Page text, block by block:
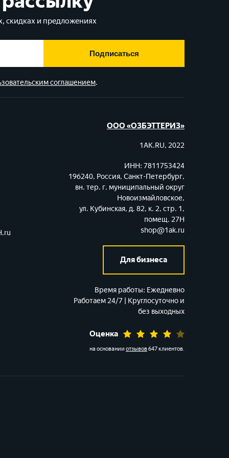
скидках и предложениях
Подписаться
соглашением.
ООО «ОЗБЭТТЕРИЗ»
1AK.RU, 2022
ИНН: 7811753424
196240, Россия, Санкт-Петербург,
вн. тер. г. муниципальный округ
Новоизмайловское,
ул. Кубинская, д. 82, к. 2, стр. 1,
помещ. 27Н
shop@1ak.ru
Для бизнеса
Время работы: Ежедневно
Работаем 24/7 | Круглосуточно и
без выходных
Оценка
на основании отзывов647 клиентов.